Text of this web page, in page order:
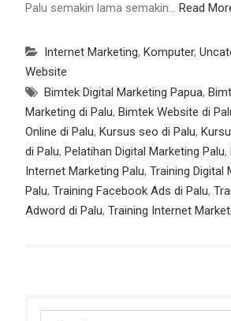
Palu semakin lama semakin… Read
Internet Marketing, Komputer,
Website
Bimtek Digital Marketing Papua,
Marketing di Palu, Bimtek Website di
Online di Palu, Kursus seo di Palu,
di Palu, Pelatihan Digital Marketing Palu,
Internet Marketing Palu, Training Digital
Palu, Training Facebook Ads di Palu,
Adword di Palu, Training Internet